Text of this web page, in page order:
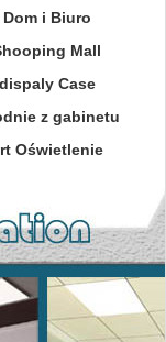
Dom i Biuro
Mall
Case
z gabinetu
Oświetlenie